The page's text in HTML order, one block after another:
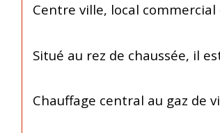
Centre ville, local commercial
Situé au rez de chaussée, il
Chauffage central au gaz de